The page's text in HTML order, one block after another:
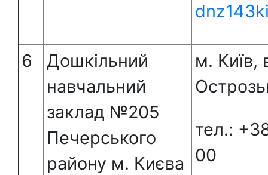
6
Дошкільний
навчальний
заклад №205
Печерського
району м. Києва
м. Київ,
тел.:
00